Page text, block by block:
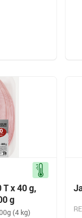
x 40 g,
g
(4 kg)